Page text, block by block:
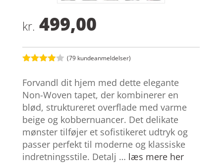
kr. 499,00
ud af 5
baseret
på
kundebed
ømmelse
r
(79 kundeanmeldelser)
Forvandl dit hjem med dette elegante
Non-Woven tapet, der kombinerer en
blød, struktureret overflade med varme
beige og kobbernuancer. Det delikate
mønster tilføjer et sofistikeret udtryk og
passer perfekt til moderne og klassiske
indretningsstile. Detalj … læs mere her